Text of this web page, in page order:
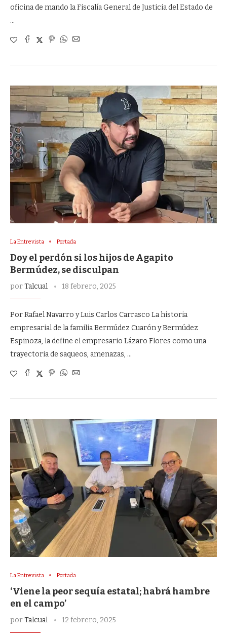
oficina de mando la Fiscalía General de Justicia del Estado de
…
La Entrevista Portada
Doy el perdón si los hijos de Agapito
Bermúdez, se disculpan
porTalcual 18 febrero, 2025
Por Rafael Navarro y Luis Carlos Carrasco La historia
empresarial de la familia Bermúdez Cuarón y Bermúdez
Espinoza, la define el empresario Lázaro Flores como una
trayectoria de saqueos, amenazas, …
La Entrevista Portada
‘Viene la peor sequía estatal; habrá hambre
en el campo’
porTalcual 12 febrero, 2025